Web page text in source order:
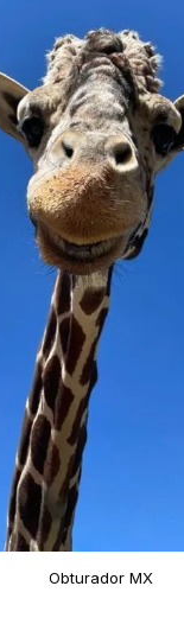
Obturador MX